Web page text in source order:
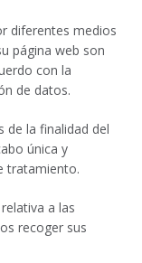
diferentes medios
página web son
con la
de datos.
de la finalidad del
única y
tratamiento.
a las
recoger sus